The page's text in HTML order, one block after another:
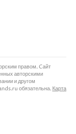
правом. Cайт
авторскими
и другом
обязательна. Карта